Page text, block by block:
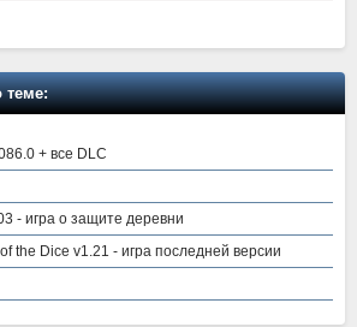
теме:
+ все DLC
- игра о защите деревни
the Dice v1.21 - игра последней версии